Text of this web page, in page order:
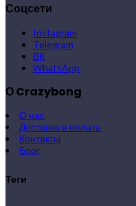
Соцсети
Instagram
Telegram
ВК
WhatsApp
О Crazybong
О нас
Доставка и оплата
Контакты
Блог
Теги